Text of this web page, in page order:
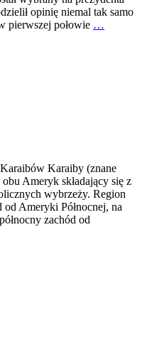
opinię niemal tak samo
pierwszej połowie …
Karaiby (znane
Ameryk składający się z
wybrzeży. Region
od Ameryki Północnej, na
zachód od